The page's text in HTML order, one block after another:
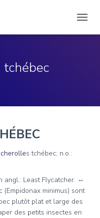
LA
tchébec
s tchébec; n.o.:
angl.: Least Flycatcher. ⇔
(Empidonax minimus) sont
plutôt plat et large des
des petits insectes en